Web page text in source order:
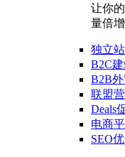
让你
量倍
独立
B2C
B2B
联盟
Deals
电商
SEO